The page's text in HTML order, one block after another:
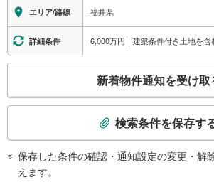
エリア/路線 福井県
詳細条件 6,000万円｜建築条件付き土地を
検
新着物件通知を受け取
検索条件を保存す
保存した条件の確認・通知設定の変更・解
えます。